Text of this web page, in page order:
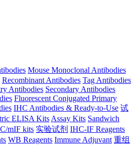
Mouse Monoclonal Antibodies
Recombinant Antibodies Tag Antibodies
Antibodies Secondary Antibodies
Fluorescent Conjugated Primary
IHC Antibodies & Ready-to-Use 试
ELISA Kits Assay Kits Sandwich
mIF kits 实验试剂 IHC-IF Reagents
WB Reagents Immune Adjuvant 重组